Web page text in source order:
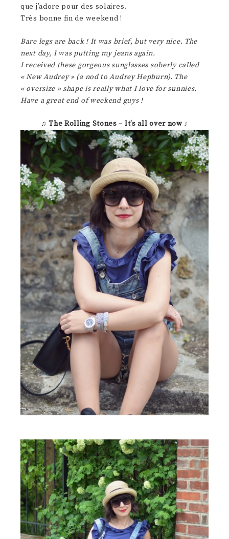
que j’adore pour des solaires.
Très bonne fin de weekend !
Bare legs are back ! It was brief, but very nice. The
next day, I was putting my jeans again.
I received these gorgeous sunglasses soberly called
« New Audrey » (a nod to Audrey Hepburn). The
« oversize » shape is really what I love for sunnies.
Have a great end of weekend guys !
♫The Rolling Stones – It’s all over now ♪